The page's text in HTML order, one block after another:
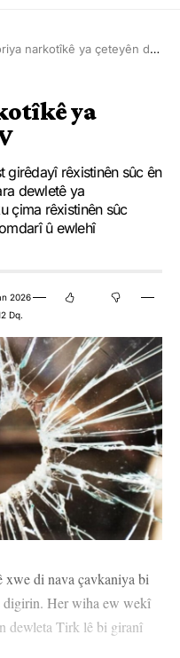
narkotîkê ya çeteyên dewletê -IV
ya
girêdayî rêxistinên sûc ên
dewletê ya
çima rêxistinên sûc
û ewlehî
2026
Dq.
xwe di nava çavkaniya bi
digirin. Her wiha ew wekî
dewleta Tirk lê bi giranî